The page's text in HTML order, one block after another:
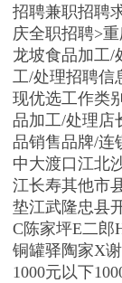
注册）
工商注册）
招聘兼职招聘
庆全职招聘>
龙坡食品加工/
工/处理招聘信
现优选工作类
品加工/处理店
品销售品牌/连
中大渡口江北
江长寿其他市
垫江武隆忠县
C陈家坪E二郎
铜罐驿陶家X
1000元以下